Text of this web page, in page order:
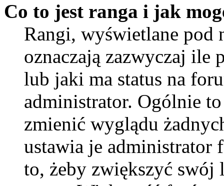
Co to jest ranga i jak
Rangi, wyświetlane
oznaczają zazwyczaj ile
lub jaki ma status na
administrator. Ogólnie
zmienić wyglądu
ustawia je administrator
to, żeby zwiększyć